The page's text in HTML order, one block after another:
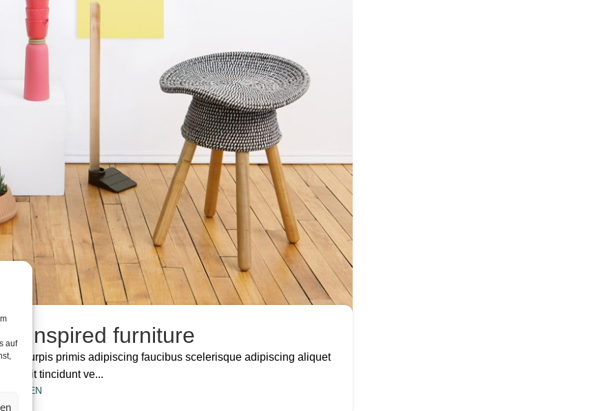
auf
inspired furniture
turpis primis adipiscing faucibus scelerisque adipiscing aliquet
velit tincidunt ve...